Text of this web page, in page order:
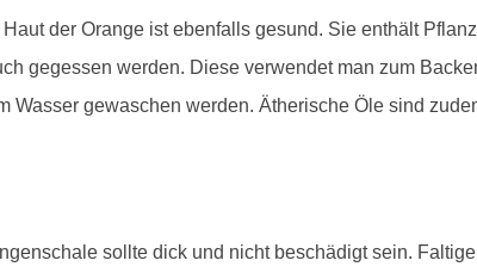
der Orange ist ebenfalls gesund. Sie enthält
gegessen werden. Diese verwendet man zum
gewaschen werden. Ätherische Öle sind
sollte dick und nicht beschädigt sein.